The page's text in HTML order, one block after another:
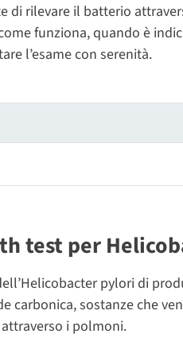
di rilevare il batterio
funziona, quando è
l’esame con serenità.
test per
pylori di
carbonica, sostanze che
i polmoni.